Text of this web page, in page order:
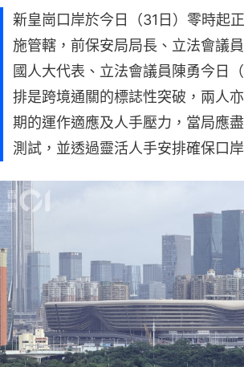
新皇崗口岸於今日（31日）零時起
施管轄，前保安局局長、立法會議
國人大代表、立法會議員陳勇今日
排是跨境通關的標誌性突破，兩人
期的運作適應及人手壓力，當局應
測試，並透過靈活人手安排確保口